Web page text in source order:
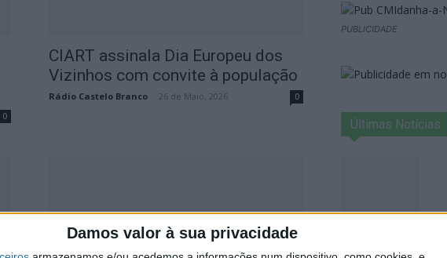
Damos valor à sua privacidade
0
CIART assinala Dia Europeu dos
Vizinhos com convite à população
Rádio Castelo Branco 26 de Maio, 2026 0
PUBLICIDADE
Últimas Notícias
SEMPRE
questiona